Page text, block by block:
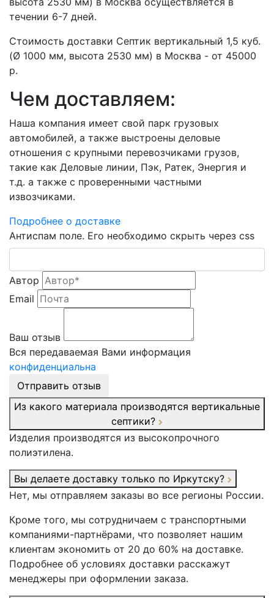
течении 6-7 дней.
Стоимость доставки Септик вертикальный 1,5 куб.
(Ø 1000 мм, высота 2530 мм) в Москва - от 45000
р.
Чем доставляем:
Наша компания имеет свой парк грузовых
автомобилей, а также выстроены деловые
отношения с крупными перевозчиками грузов,
такие как Деловые линии, Пэк, Ратек, Энергия и
т.д. а также с проверенными частными
извозчиками.
Подробнее о доставке
Антиспам поле. Его необходимо скрыть через css
Автор
Email
Ваш отзыв
Вся передаваемая Вами информация
конфиденциальна
Отправить отзыв
Из какого материала производятся вертикальные
септики?
Изделия производятся из высокопрочного
полиэтилена.
Вы делаете доставку только по Иркутску?
Нет, мы отправляем заказы во все регионы России.
Кроме того, мы сотрудничаем с транспортными
компаниями-партнёрами, что позволяет нашим
клиентам экономить от 20 до 60% на доставке.
Подробнее об условиях доставки расскажут
менеджеры при оформлении заказа.